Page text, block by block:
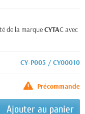
de la marqueCYTAC avec
CY-P005 / CY00010
Précommande
Ajouter au panier